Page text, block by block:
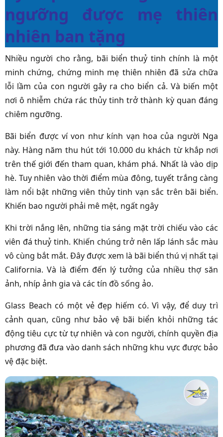
ngưỡng được mẹ thiên
nhiên ban tặng
Nhiều người cho rằng, bãi biển thuỷ tinh chính là một
minh chứng, chứng minh mẹ thiên nhiên đã sửa chữa
lỗi lầm của con người gây ra cho biển cả. Và biến một
nơi ô nhiễm chứa rác thủy tinh trở thành kỳ quan đáng
chiêm ngưỡng.
Bãi biển được ví von như kính vạn hoa của người Nga
này. Hàng năm thu hút tới 10.000 du khách từ khắp nơi
trên thế giới đến tham quan, khám phá. Nhất là vào dịp
hè. Tuy nhiên vào thời điểm mùa đông, tuyết trắng càng
làm nổi bật những viên thủy tinh vạn sắc trên bãi biển.
Khiến bao người phải mê mệt, ngất ngây
Khi trời nắng lên, những tia sáng mặt trời chiếu vào các
viên đá thuỷ tinh. Khiến chúng trở nên lấp lánh sắc màu
vô cùng bắt mắt. Đây được xem là bãi biển thú vị nhất tại
California. Và là điểm đến lý tưởng của nhiều thợ săn
ảnh, nhíp ảnh gia và các tín đồ sống ảo.
Glass Beach có một vẻ đẹp hiếm có. Vì vậy, để duy trì
cảnh quan, cũng như bảo vệ bãi biển khỏi những tác
động tiêu cực từ tự nhiên và con người, chính quyền địa
phương đã đưa vào danh sách những khu vực được bảo
vệ đặc biệt.